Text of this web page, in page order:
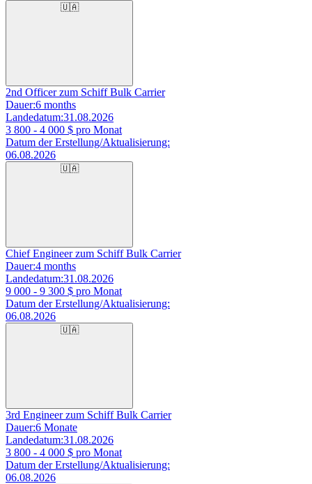
🇺🇦
2nd Officer zum Schiff Bulk Carrier
Dauer:6 months
Landedatum:31.08.2026
3 800 - 4 000 $ pro Monat
Datum der Erstellung/Aktualisierung:
06.08.2026
🇺🇦
Chief Engineer zum Schiff Bulk Carrier
Dauer:4 months
Landedatum:31.08.2026
9 000 - 9 300 $ pro Monat
Datum der Erstellung/Aktualisierung:
06.08.2026
🇺🇦
3rd Engineer zum Schiff Bulk Carrier
Dauer:6 Monate
Landedatum:31.08.2026
3 800 - 4 000 $ pro Monat
Datum der Erstellung/Aktualisierung:
06.08.2026